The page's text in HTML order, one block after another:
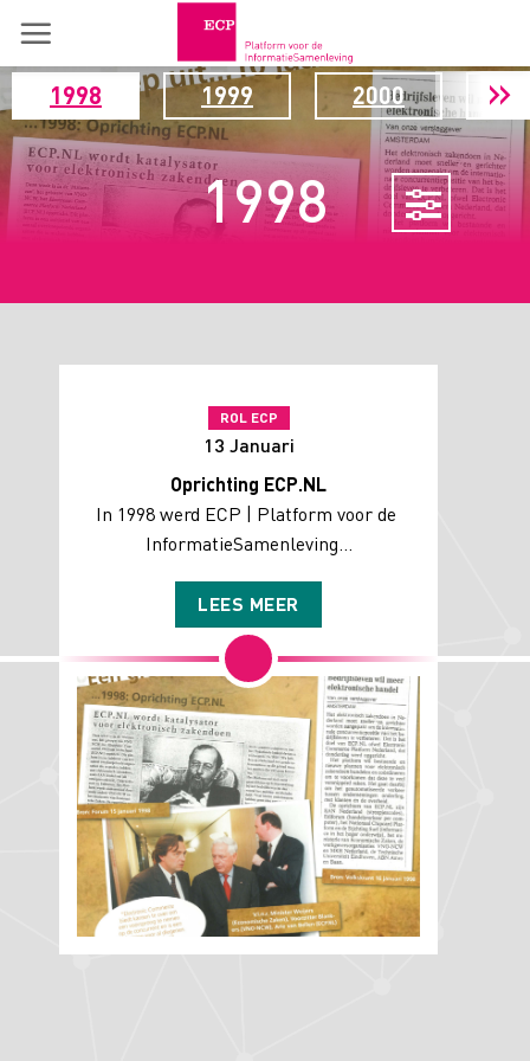
content
1998 1999 2000 »
1998
ROL ECP
13 Januari
Oprichting ECP.NL
In 1998 werd ECP | Platform voor de
InformatieSamenleving...
LEES MEER